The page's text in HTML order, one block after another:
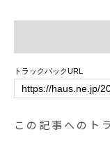
トラックバックURL
この記事へのト